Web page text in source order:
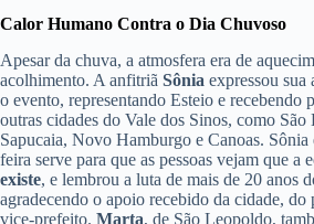
Calor Humano Contra o Dia Chuvoso
Apesar da chuva, a atmosfera era de
acolhimento. A anfitriã Sônia expressou sua
o evento, representando Esteio e recebendo
outras cidades do Vale dos Sinos, como São
Sapucaia, Novo Hamburgo e Canoas. Sônia
feira serve para que as pessoas vejam que a
existe, e lembrou a luta de mais de 20 anos
agradecendo o apoio recebido da cidade, do
vice-prefeito. Marta, de São Leopoldo,